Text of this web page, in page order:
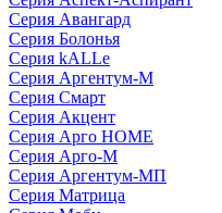
Серия Авангард
Серия Болонья
Серия kALLe
Серия Аргентум-М
Серия Смарт
Серия Акцент
Серия Арго HOME
Серия Арго-М
Серия Аргентум-МП
Серия Матрица